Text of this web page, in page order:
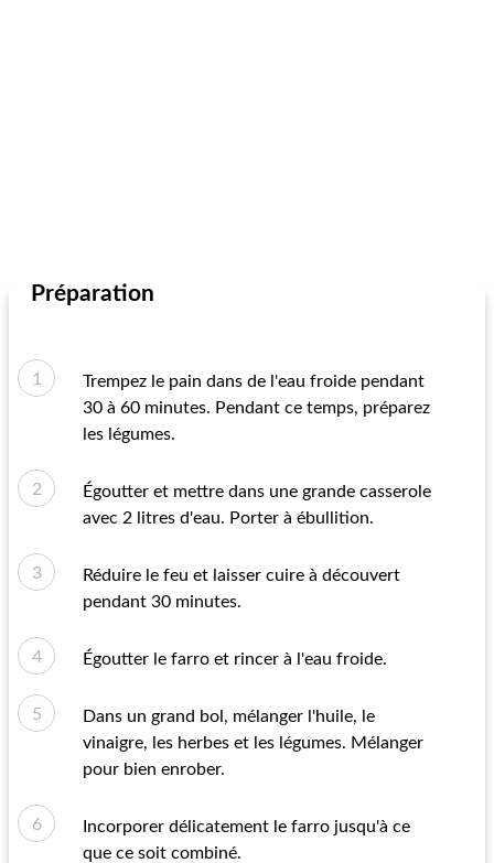
Préparation
Trempez le pain dans de l'eau froide pendant
30 à 60 minutes. Pendant ce temps, préparez
les légumes.
Égoutter et mettre dans une grande casserole
avec 2 litres d'eau. Porter à ébullition.
Réduire le feu et laisser cuire à découvert
pendant 30 minutes.
Égoutter le farro et rincer à l'eau froide.
Dans un grand bol, mélanger l'huile, le
vinaigre, les herbes et les légumes. Mélanger
pour bien enrober.
Incorporer délicatement le farro jusqu'à ce
que ce soit combiné.